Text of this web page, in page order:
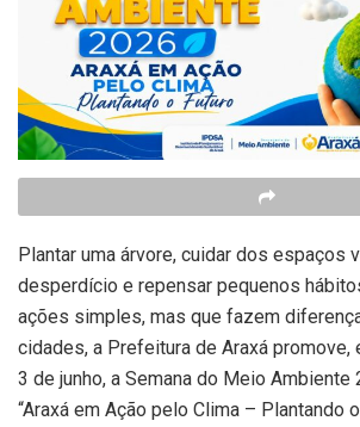
Plantar uma árvore, cuidar dos espaços
desperdício e repensar pequenos
ações simples, mas que fazem
cidades, a Prefeitura de Araxá promove,
3 de junho, a Semana do Meio Ambiente
“Araxá em Ação pelo Clima – Plantando